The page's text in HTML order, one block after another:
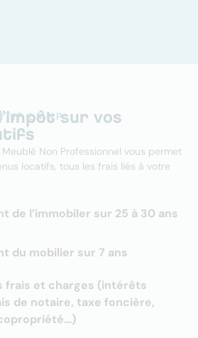
LMNPsur vos
Non Professionnel vous permet
locatifs, tous les frais liés à votre
de l’immobiler sur 25 à 30 ans
du mobilier sur 7 ans
frais et charges (intérêts
de notaire, taxe foncière,